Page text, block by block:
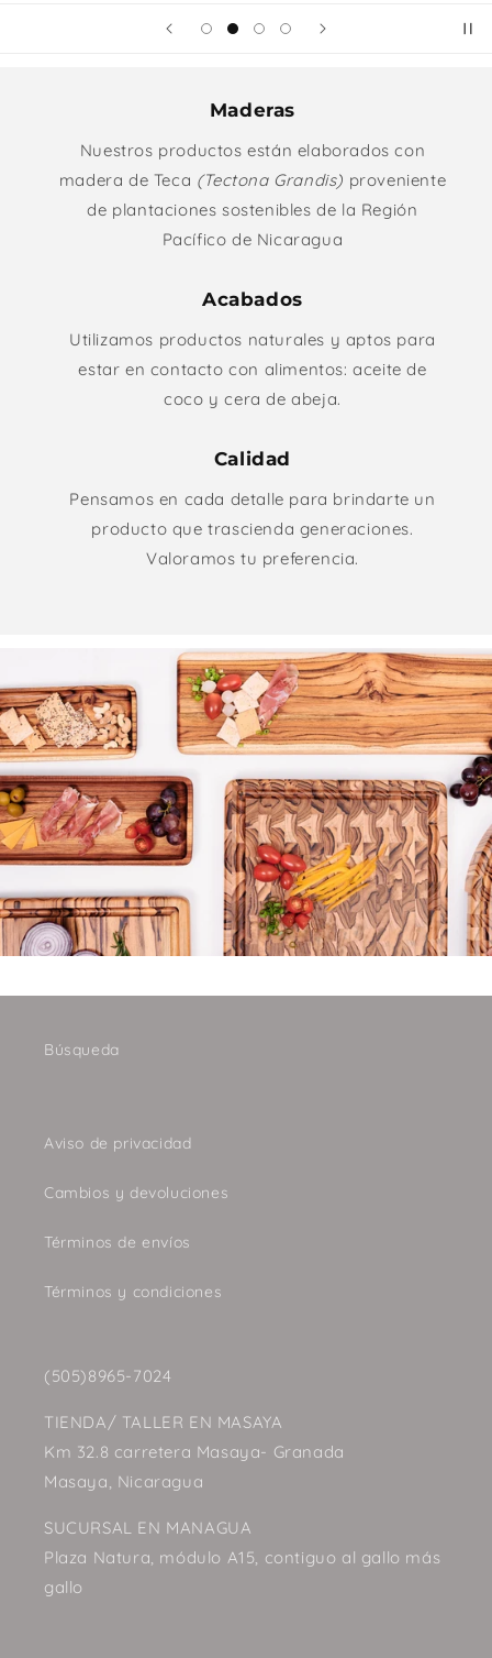
Maderas
Nuestros productos están elaborados con
madera de Teca (Tectona Grandis) proveniente
de plantaciones sostenibles de la Región
Pacífico de Nicaragua
Acabados
Utilizamos productos naturales y aptos para
estar en contacto con alimentos: aceite de
coco y cera de abeja.
Calidad
Pensamos en cada detalle para brindarte un
producto que trascienda generaciones.
Valoramos tu preferencia.
Búsqueda
Aviso de privacidad
Cambios y devoluciones
Términos de envíos
Términos y condiciones
(505)8965-7024
TIENDA/ TALLER EN MASAYA
Km 32.8 carretera Masaya- Granada
Masaya, Nicaragua
SUCURSAL EN MANAGUA
Plaza Natura, módulo A15, contiguo al gallo más
gallo